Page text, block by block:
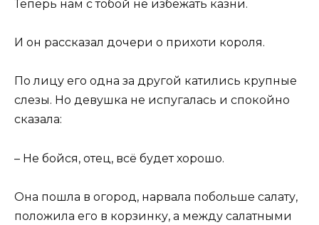
Теперь нам с тобой не избежать казни.
И он рассказал дочери о прихоти короля.
По лицу его одна за другой катились крупные
слезы. Но девушка не испугалась и спокойно
сказала:
– Не бойся, отец, всё будет хорошо.
Она пошла в огород, нарвала побольше салату,
положила его в корзинку, а между салатными